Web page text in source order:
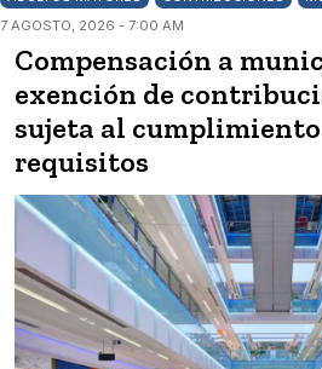
7 AGOSTO, 2026 - 7:00 AM
Compensación a
exención de
sujeta al cumplimiento
requisitos